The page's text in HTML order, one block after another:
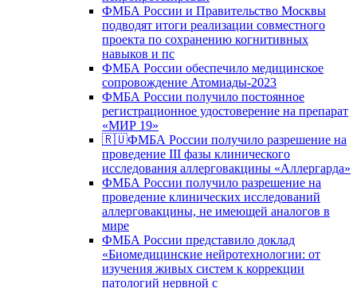
ФМБА России и Правительство Москвы
подводят итоги реализации совместного
проекта по сохранению когнитивных
навыков и пс
ФМБА России обеспечило медицинское
сопровождение Атомиады-2023
ФМБА России получило постоянное
регистрационное удостоверение на препарат
«МИР 19»
🇷🇺ФМБА России получило разрешение на
проведение III фазы клинического
исследования аллерговакцины «Аллергарда»
ФМБА России получило разрешение на
проведение клинических исследований
аллерговакцины, не имеющей аналогов в
мире
ФМБА России представило доклад
«Биомедицинские нейротехнологии: от
изучения живых систем к коррекции
патологий нервной с